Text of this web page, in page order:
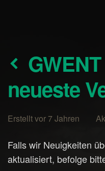
GWENT wird nicht automatisch auf die
neueste
Erstellt vor 7 Jahren
Falls wir Neuigkeiten
aktualisiert, befolge